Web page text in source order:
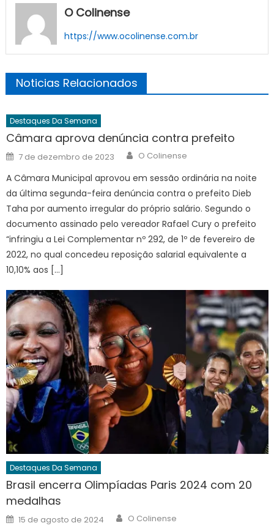
O Colinense
https://www.ocolinense.com.br
Noticias Relacionados
Destaques Da Semana
Câmara aprova denúncia contra prefeito
Posted
on
7 de dezembro de 2023 Author
O Colinense
A Câmara Municipal aprovou em sessão ordinária na noite
da última segunda-feira denúncia contra o prefeito Dieb
Taha por aumento irregular do próprio salário. Segundo o
documento assinado pelo vereador Rafael Cury o prefeito
“infringiu a Lei Complementar nº 292, de 1º de fevereiro de
2022, no qual concedeu reposição salarial equivalente a
10,10% aos […]
Destaques Da Semana
Brasil encerra Olimpíadas Paris 2024 com 20
medalhas
Posted
on
15 de agosto de 2024 Author
O Colinense